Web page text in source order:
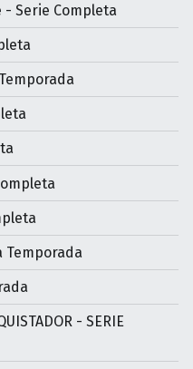
Serie Completa
Temporada
- SERIE